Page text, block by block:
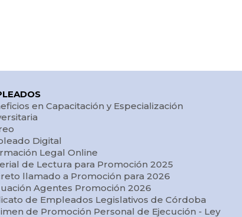
en Capacitación y Especialización
Digital
Legal Online
de Lectura para Promoción 2025
llamado a Promoción para 2026
Agentes Promoción 2026
de Empleados Legislativos de Córdoba
de Promoción Personal de Ejecución - Ley